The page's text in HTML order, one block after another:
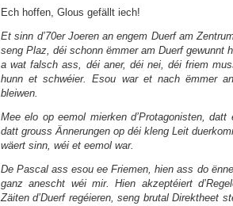
Ech hoffen, Glous gefällt iech!
Et sinn d’70er Joeren an engem Duerf am
seng Plaz, déi schonn ëmmer am Duerf gewunnt
a wat falsch ass, déi aner, déi nei, déi friem
hunn et schwéier. Esou war et nach ëmmer
bleiwen.
Mee elo op eemol mierken d’Protagonisten, datt
datt grouss Ännerungen op déi kleng Leit
wäert sinn, wéi et eemol war.
De Pascal ass esou ee Friemen, hien ass do
ganz anescht wéi mir. Hien akzeptéiert
Zäiten d’Duerf regéieren, seng brutal Direktheet